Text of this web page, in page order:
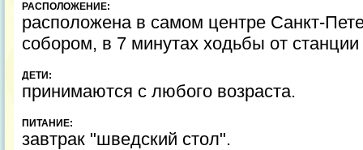
РАСПОЛОЖЕНИЕ:
расположена в самом центре Санкт-
собором, в 7 минутах ходьбы от
ДЕТИ:
принимаются с любого возраста.
ПИТАНИЕ:
завтрак "шведский стол".